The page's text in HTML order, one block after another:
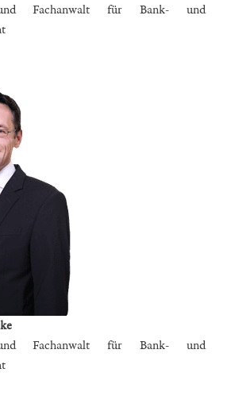
und Fachanwalt für Bank- und
und Fachanwalt für Bank- und